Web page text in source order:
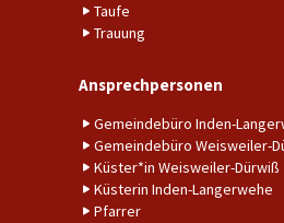
Taufe
Trauung
Ansprechpersonen
Gemeindebüro Inden-
Gemeindebüro Weisweiler-
Küster*in Weisweiler-Dürwiß
Küsterin Inden-Langerwehe
Pfarrer